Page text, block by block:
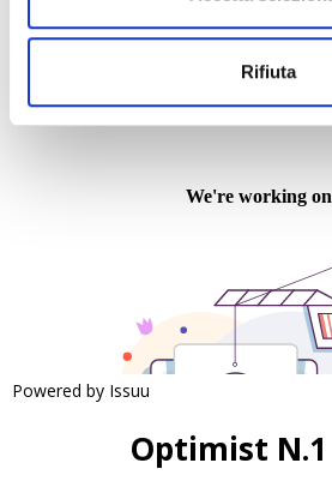
Rifiuta
Optimist N.2
Powered by Issuu
Optimist N.1